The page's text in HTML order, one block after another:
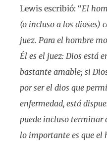
Lewis escribió: “El
(o incluso a los dioses)
juez. Para el hombre
Él es el juez: Dios está
bastante amable; si
por ser el dios que
enfermedad, está
puede incluso terminar
lo importante es que el